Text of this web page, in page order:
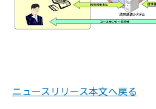
ニュースリリース本文へ戻る